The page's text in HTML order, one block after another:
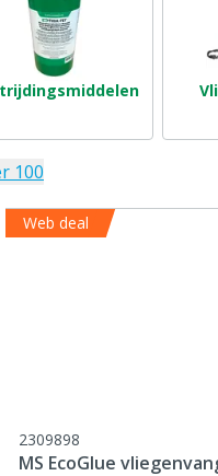
100
Web deal
2309898
MS EcoGlue